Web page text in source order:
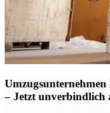
– Jetzt unverbindlich